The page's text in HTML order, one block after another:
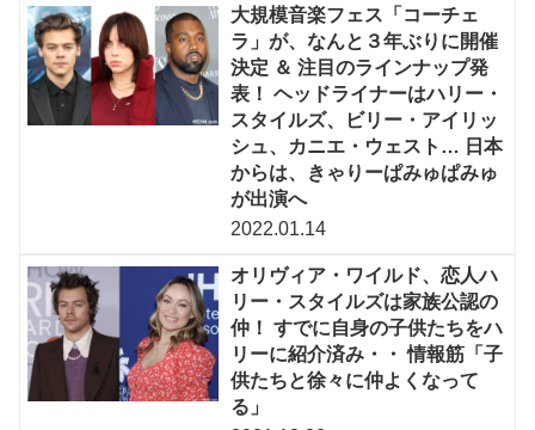
大規模音楽フェス「コーチェ
ラ」が、なんと３年ぶりに開催
決定 ＆ 注目のラインナップ発
表！ ヘッドライナーはハリー・
スタイルズ、ビリー・アイリッ
シュ、カニエ・ウェスト… 日本
からは、きゃりーぱみゅぱみゅ
が出演へ
2022.01.14
オリヴィア・ワイルド、恋人ハ
リー・スタイルズは家族公認の
仲！ すでに自身の子供たちをハ
リーに紹介済み・・ 情報筋「子
供たちと徐々に仲よくなって
る」